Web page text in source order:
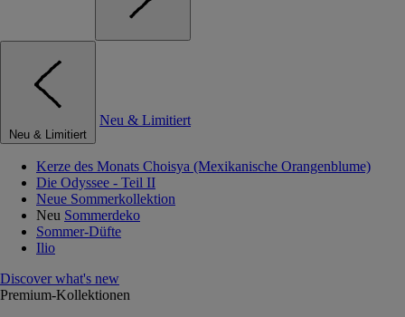
Neu & Limitiert
Neu & Limitiert
Kerze des Monats Choisya (Mexikanische Orangenblume)
Die Odyssee - Teil II
Neue Sommerkollektion
Neu Sommerdeko
Sommer-Düfte
Ilio
Discover what's new
Premium-Kollektionen